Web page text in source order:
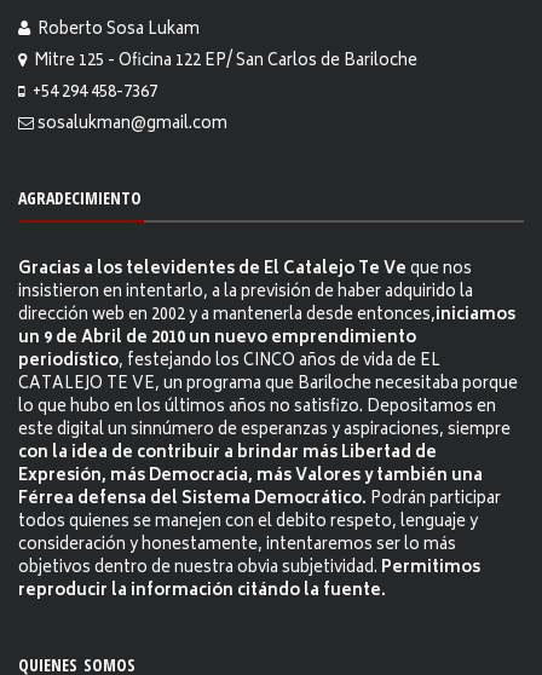
Roberto Sosa Lukam
Mitre 125 - Oficina 122 EP/ San Carlos de Bariloche
+54 294 458-7367
sosalukman@gmail.com
AGRADECIMIENTO
Gracias a los televidentes de El Catalejo Te Veque nos
insistieron en intentarlo, a la previsión de haber adquirido la
dirección web en 2002 y a mantenerla desde entonces,iniciamos
un 9 de Abril de 2010 un nuevo emprendimiento
periodístico, festejando los CINCO años de vida de EL
CATALEJO TE VE, un programa que Bariloche necesitaba porque
lo que hubo en los últimos años no satisfizo. Depositamos en
este digital un sinnúmero de esperanzas y aspiraciones, siempre
con la idea de contribuir a brindar más Libertad de
Expresión, más Democracia, más Valores y también una
Férrea defensa del Sistema Democrático. Podrán participar
todos quienes se manejen con el debito respeto, lenguaje y
consideración y honestamente, intentaremos ser lo más
objetivos dentro de nuestra obvia subjetividad. Permitimos
reproducir la información citándo la fuente.
QUIENES SOMOS